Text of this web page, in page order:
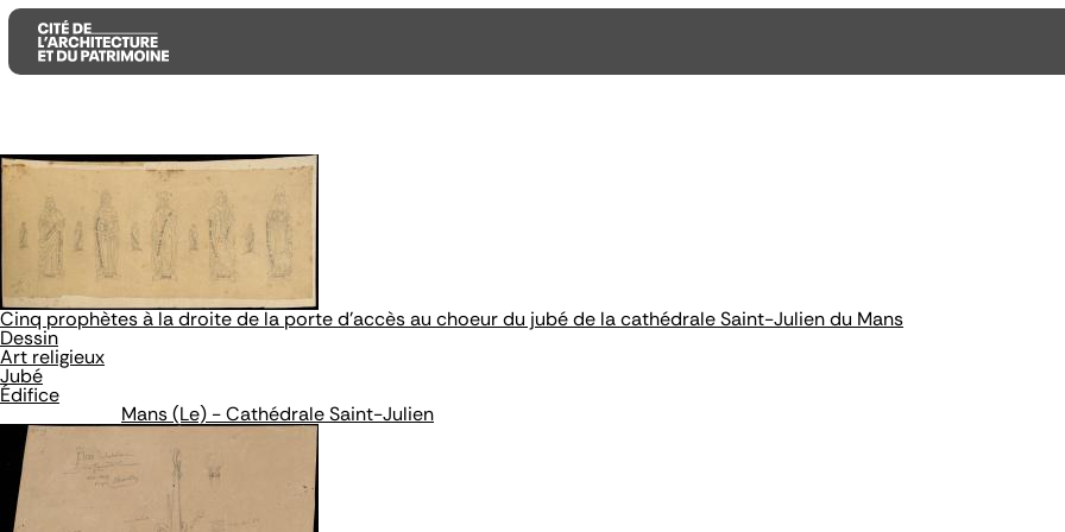
Aller
contenu
principal
Aller
menu
principal
Aller
recherche
Cinq prophètes à la droite de la porte d'accès au choeur du jubé de la cathédrale Saint-Julien du Mans
Dessin
Art religieux
Jubé
Édifice
Mans (Le) - Cathédrale Saint-Julien